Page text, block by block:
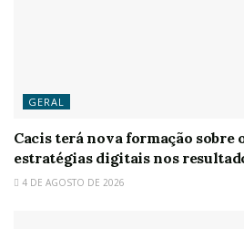
GERAL
Cacis terá nova formação sobre
estratégias digitais nos
4 DE AGOSTO DE 2026